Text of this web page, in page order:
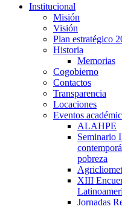
Institucional
Misión
Visión
Plan estratégico
Historia
Memorias
Cogobierno
Contactos
Transparencia
Locaciones
Eventos
ALAHPE
Seminario
pobreza
XIII
Jornadas